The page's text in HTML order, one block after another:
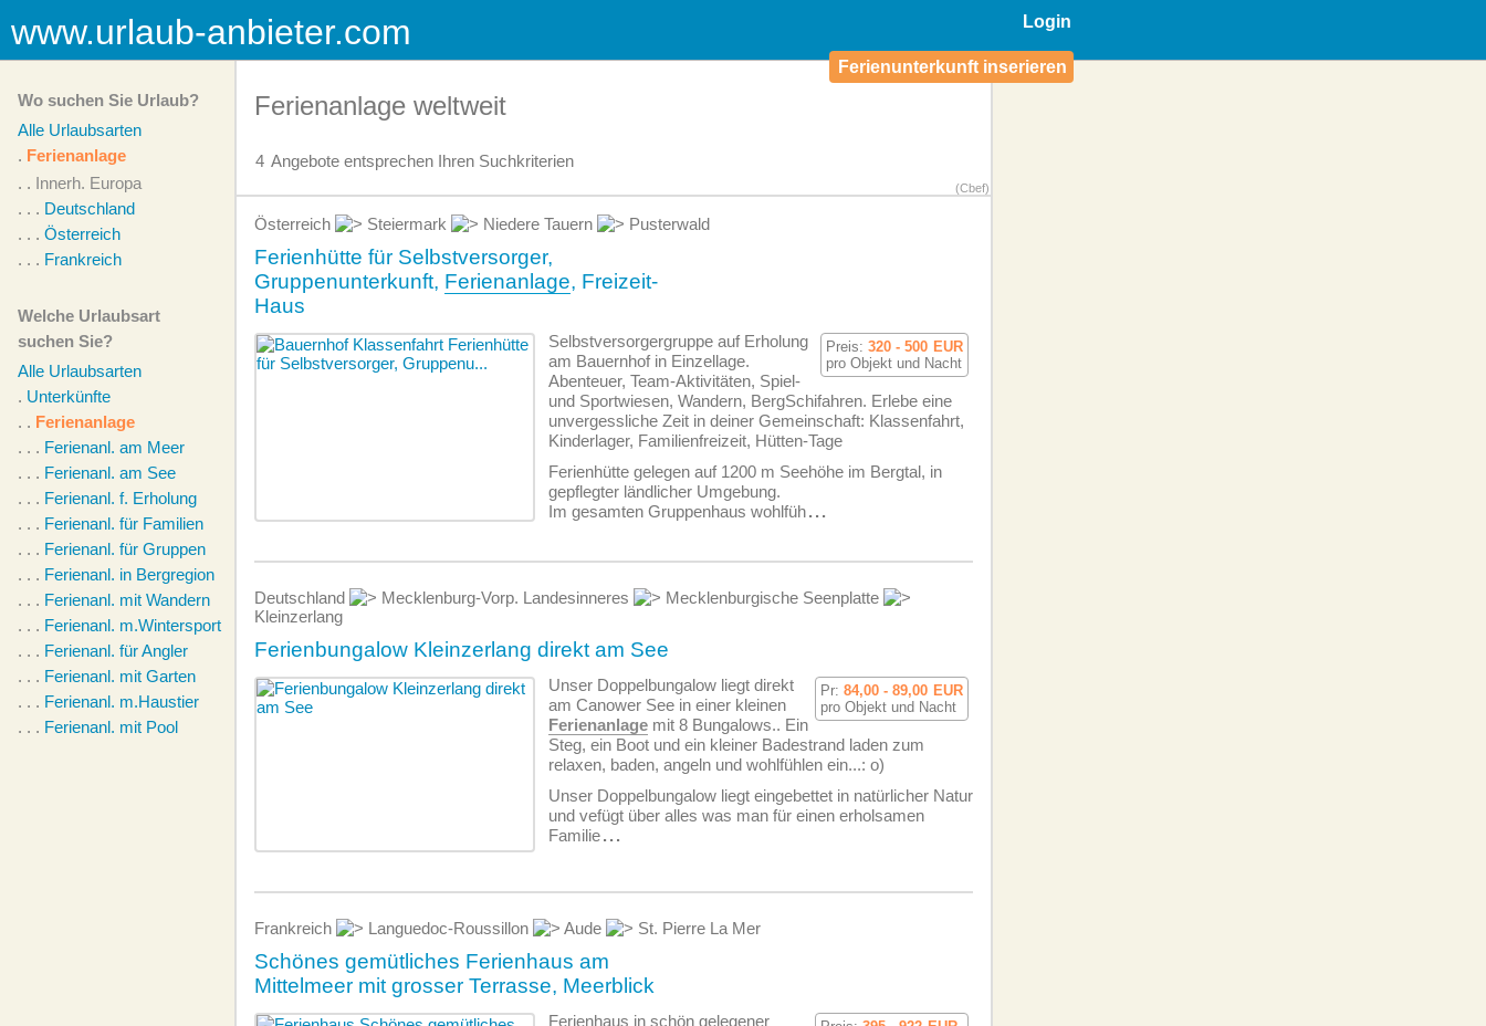
Login
Ferienunterkunft inserieren
www.urlaub-anbieter.com
Wo suchen Sie Urlaub?
Alle Urlaubsarten
. Ferienanlage
. . Innerh. Europa
. . . Deutschland
. . . Österreich
. . . Frankreich
Welche Urlaubsart
suchen Sie?
Alle Urlaubsarten
. Unterkünfte
. . Ferienanlage
. . . Ferienanl. am Meer
. . . Ferienanl. am See
. . . Ferienanl. f. Erholung
. . . Ferienanl. für Familien
. . . Ferienanl. für Gruppen
. . . Ferienanl. in Bergregion
. . . Ferienanl. mit Wandern
. . . Ferienanl. m.Wintersport
. . . Ferienanl. für Angler
. . . Ferienanl. mit Garten
. . . Ferienanl. m.Haustier
. . . Ferienanl. mit Pool
Ferienanlage weltweit
4 Angebote entsprechen Ihren Suchkriterien
(Cbef)
Österreich Steiermark Niedere Tauern Pusterwald
Ferienhütte für Selbstversorger,
Gruppenunterkunft, Ferienanlage, Freizeit-
Haus
Preis: 320 - 500 EUR
pro Objekt und Nacht
Selbstversorgergruppe auf Erholung
am Bauernhof in Einzellage.
Abenteuer, Team-Aktivitäten, Spiel-
und Sportwiesen, Wandern, BergSchifahren. Erlebe eine
unvergessliche Zeit in deiner Gemeinschaft: Klassenfahrt,
Kinderlager, Familienfreizeit, Hütten-Tage
Ferienhütte gelegen auf 1200 m Seehöhe im Bergtal, in
gepflegter ländlicher Umgebung.
Im gesamten Gruppenhaus wohlfüh...
Deutschland Mecklenburg-Vorp. Landesinneres
Mecklenburgische Seenplatte
Kleinzerlang
Ferienbungalow Kleinzerlang direkt am See
Pr: 84,00 - 89,00 EUR
pro Objekt und Nacht
Unser Doppelbungalow liegt direkt
am Canower See in einer kleinen
Ferienanlage mit 8 Bungalows.. Ein
Steg, ein Boot und ein kleiner Badestrand laden zum
relaxen, baden, angeln und wohlfühlen ein...: o)
Unser Doppelbungalow liegt eingebettet in natürlicher Natur
und vefügt über alles was man für einen erholsamen
Familie...
Frankreich Languedoc-Roussillon Aude St. Pierre La Mer
Schönes gemütliches Ferienhaus am
Mittelmeer mit grosser Terrasse, Meerblick
Ferienhaus in schön gelegener